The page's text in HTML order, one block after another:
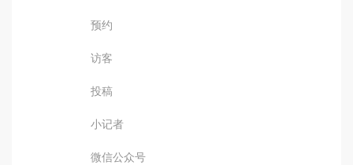
预约
访客
投稿
小记者
微信公众号